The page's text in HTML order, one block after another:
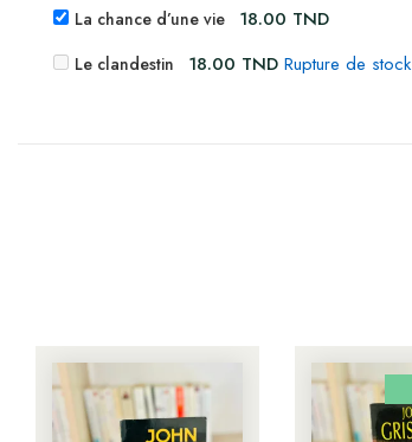
La chance d’une vie 18.00 TND
Le clandestin 18.00 TND Rupture de stock